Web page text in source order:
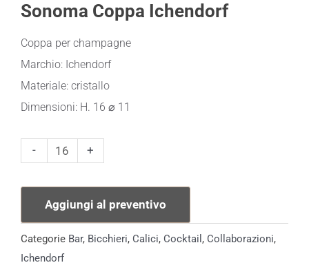
Sonoma Coppa Ichendorf
Coppa per champagne
Marchio: Ichendorf
Materiale: cristallo
Dimensioni: H. 16 ⌀ 11
-
Sonoma
Ichendorf
quantità
+
Aggiungi al preventivo
Categorie Bar, Bicchieri, Calici, Cocktail , Collaborazioni,
Ichendorf